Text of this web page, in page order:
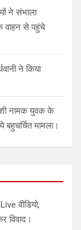
ने संभाला
वाहन से पहुंचे
ने किया
नामक युवक के
मामला।
वीडियो,
विवाद।